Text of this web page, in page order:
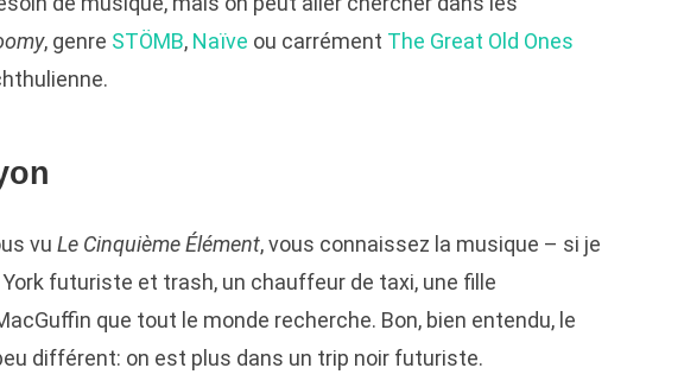
, genre STÖMB, Naïve ou carrément The Great Old Ones
vu Le Cinquième Élément, vous connaissez la musique – si je
futuriste et trash, un chauffeur de taxi, une fille
que tout le monde recherche. Bon, bien entendu, le
différent: on est plus dans un trip noir futuriste.